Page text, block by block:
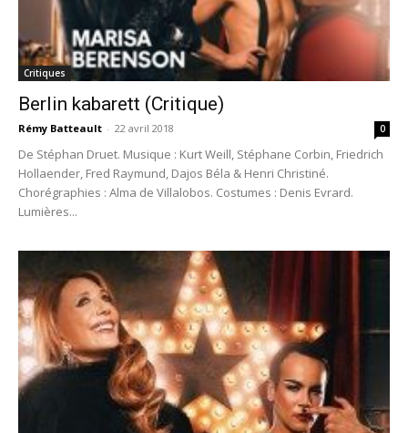
Critiques
Berlin kabarett (Critique)
Rémy Batteault - 22 avril 2018 0
De Stéphan Druet. Musique : Kurt Weill, Stéphane Corbin, Friedrich
Hollaender, Fred Raymund, Dajos Béla & Henri Christiné.
Chorégraphies : Alma de Villalobos. Costumes : Denis Evrard.
Lumières...